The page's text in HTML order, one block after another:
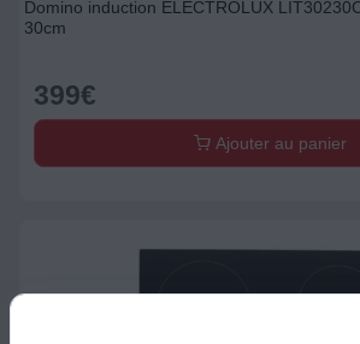
Domino induction ELECTROLUX
30cm
399€
Ajouter au panier